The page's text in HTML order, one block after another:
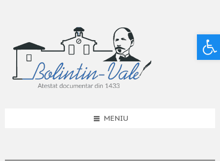
MENIU
Deschide bara de unelte